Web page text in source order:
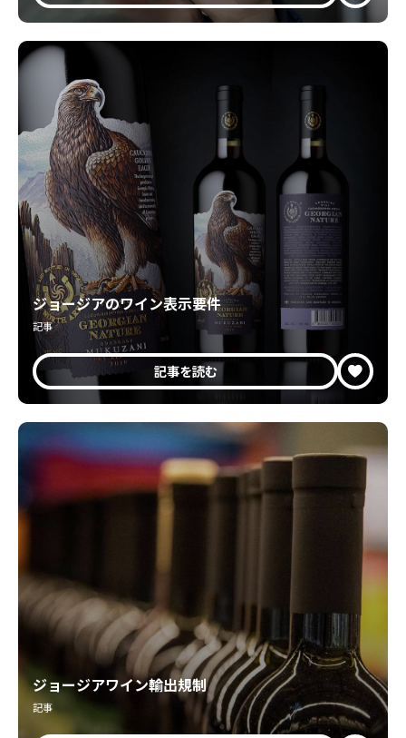
ジョージアのワイン表示要件
記事
記事を読む
ジョージアワイン輸出規制
記事